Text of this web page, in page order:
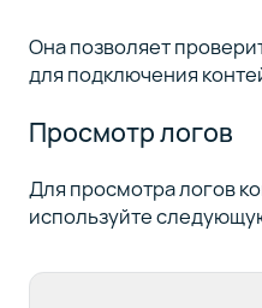
Она позволяет
для подключения
Просмотр логов
Для просмотра логов
используйте